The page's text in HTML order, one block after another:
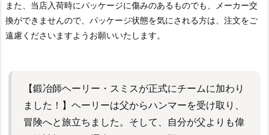
また、当店入荷時にパッケージに傷みのあるものでも、メーカー交
換ができませんので、パッケージ状態を気にされる方は、注文をご
遠慮くださいますようお願いいたします。
【鍛冶師ヘーリー・スミスが正式にチームに加わり
ました！】ヘーリーは父からハンマーを受け取り、
冒険へと旅立ちました。そして、自分が父よりも偉